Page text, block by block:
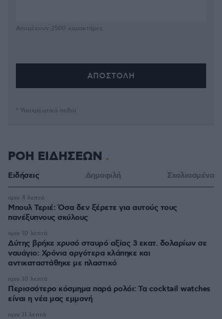
Απομένουν 2500 χαρακτήρες
* Υποχρεωτικά πεδία
ΡΟΗ ΕΙΔΗΣΕΩΝ
Ειδήσεις Δημοφιλή Σχολιασμένα
Μπουλ Τεριέ: Όσα δεν ξέρετε για αυτούς τους
πανέξυπνους σκύλους
πριν 4 λεπτά
Δύτης βρήκε χρυσό σταυρό αξίας 3 εκατ. δολαρίων σε
ναυάγιο: Χρόνια αργότερα κλάπηκε και
αντικαταστάθηκε με πλαστικό
πριν 10 λεπτά
Περισσότερο κόσμημα παρά ρολόι: Τα cocktail watches
είναι η νέα μας εμμονή
πριν 10 λεπτά
πριν 11 λεπτά